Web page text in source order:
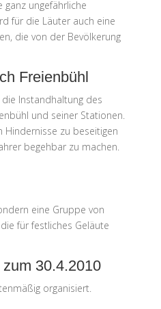
ganz ungefährliche
für die Läuter auch eine
die von der Bevölkerung
Freienbühl
Instandhaltung des
und seiner Stationen.
Hindernisse zu beseitigen
begehbar zu machen.
eine Gruppe von
für festliches Geläute
30.4.2010
organisiert.